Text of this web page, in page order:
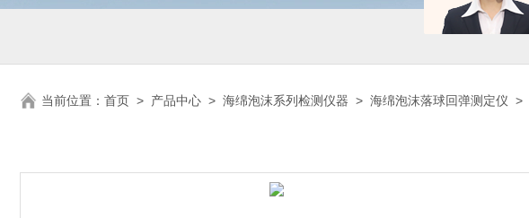
当前位置： 首页 > 产品中心 > 海绵泡沫系列检测仪器 > 海绵泡沫落球回弹测定仪 >